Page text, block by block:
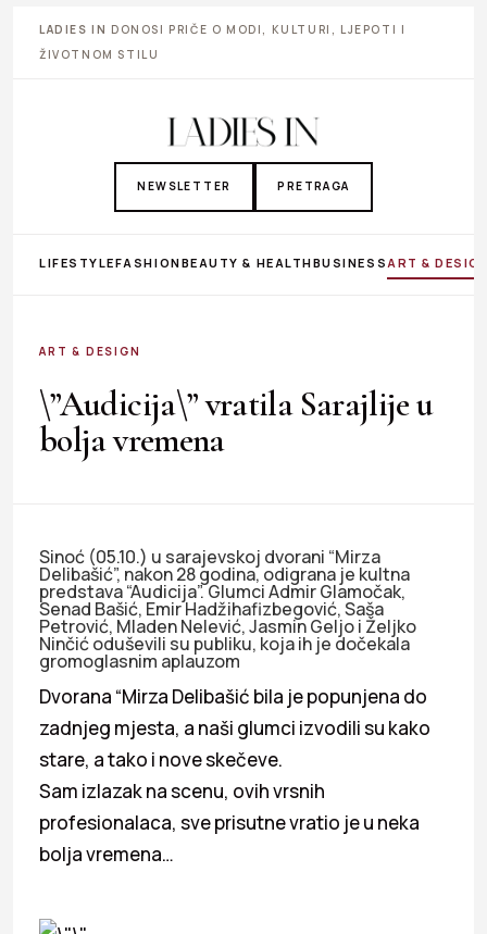
LADIES IN DONOSI PRIČE O MODI, KULTURI, LJEPOTI I
ŽIVOTNOM STILU
NEWSLETTER PRETRAGA
LIFESTYLEFASHIONBEAUTY & HEALTHBUSINESS ART &
ART & DESIGN
\”Audicija\” vratila Sarajlije u
bolja vremena
Sinoć (05.10.) u sarajevskoj dvorani “Mirza
Delibašić”, nakon 28 godina, odigrana je kultna
predstava “Audicija”. Glumci Admir Glamočak,
Senad Bašić, Emir Hadžihafizbegović, Saša
Petrović, Mladen Nelević, Jasmin Geljo i Željko
Ninčić oduševili su publiku, koja ih je dočekala
gromoglasnim aplauzom
Dvorana “Mirza Delibašić bila je popunjena do
zadnjeg mjesta, a naši glumci izvodili su kako
stare, a tako i nove skečeve.
Sam izlazak na scenu, ovih vrsnih
profesionalaca, sve prisutne vratio je u neka
bolja vremena…